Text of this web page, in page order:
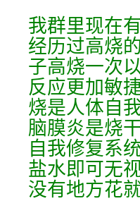
我群里现在
经历过高烧
子高烧一次
反应更加敏
烧是人体自
脑膜炎是烧
自我修复系
盐水即可无
没有地方花